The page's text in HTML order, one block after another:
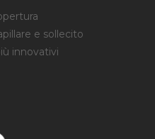
e sollecito
innovativi